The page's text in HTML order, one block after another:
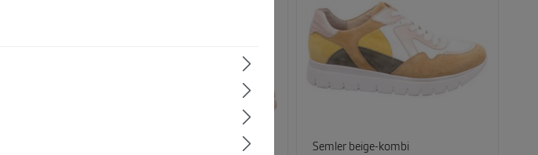
Semler beige-kombi